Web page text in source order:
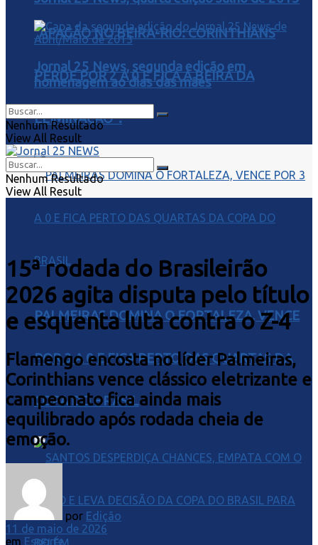
“APAGÃO NO BEIRA-RIO: CORINTHIANS
PERDE POR 2 A 0 E FICA À BEIRA DA
ELIMINAÇÃO”.
PALMEIRAS DOMINA O FORTALEZA, VENCE
POR 3 A 0 E FICA PERTO DAS QUARTAS DA
COPA DO BRASIL
Jornal 25 News, segunda edição em
homenagem ao dias das mães
Nenhum Resultado
View All Result
Nenhum Resultado
View All Result
15ª rodada do Brasileirão
2026 agita disputa pelo título
e esquenta luta contra o Z-4
Flamengo encosta no líder Palmeiras,
Corinthians vence clássico eletrizante e
campeonato fica ainda mais
equilibrado após rodada cheia de
emoção.
por Edição
11 de maio de 2026
em Esporte